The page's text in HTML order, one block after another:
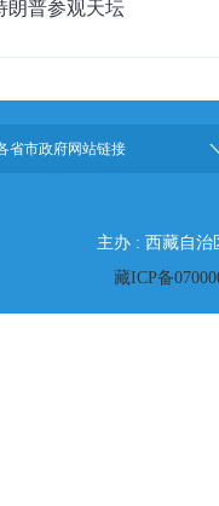
朗普参观天坛
省市政府网站链接
主办 : 西藏自治
藏ICP备